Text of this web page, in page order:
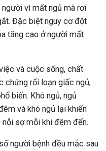
vì mất ngủ mà rơi
Đặc biệt nguy cơ đột
tăng cao ở người mất
và cuộc sống, chất
chứng rối loạn giấc ngủ,
biến. Khó ngủ, ngủ
và khó ngủ lại khiến
sợ mỗi khi đêm đến.
người bệnh đều mắc sau